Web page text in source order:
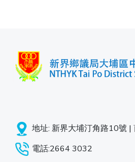
地址: 新界大埔汀角路10號 |
電話:2664 3032